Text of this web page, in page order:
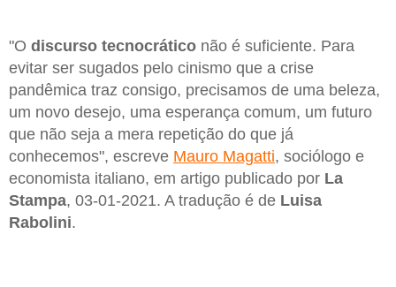
"O discurso tecnocrático não é suficiente. Para
evitar ser sugados pelo cinismo que a crise
pandêmica traz consigo, precisamos de uma beleza,
um novo desejo, uma esperança comum, um futuro
que não seja a mera repetição do que já
conhecemos", escreve Mauro Magatti, sociólogo e
economista italiano, em artigo publicado por La
Stampa, 03-01-2021. A tradução é de Luisa
Rabolini.